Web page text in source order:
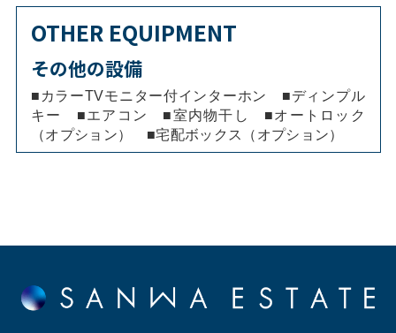
OTHER EQUIPMENT
その他の設備
■カラーTVモニター付インターホン ■ディンプル
キー ■エアコン ■室内物干し ■オートロック
（オプション） ■宅配ボックス（オプション）